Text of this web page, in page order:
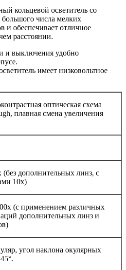
кольцевой осветитель со
числа мелких
и обеспечивает отличное
расстоянии.
и выключения удобно
имеет низковольтное
оптическая схема
плавная смена увеличения
(без дополнительных линз, с
10x)
(c применением различных
дополнительных линз и
угол наклона окулярных